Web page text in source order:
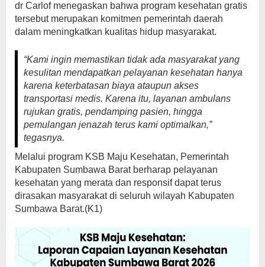
dr Carlof menegaskan bahwa program kesehatan gratis
tersebut merupakan komitmen pemerintah daerah
dalam meningkatkan kualitas hidup masyarakat.
“Kami ingin memastikan tidak ada masyarakat yang
kesulitan mendapatkan pelayanan kesehatan hanya
karena keterbatasan biaya ataupun akses
transportasi medis. Karena itu, layanan ambulans
rujukan gratis, pendamping pasien, hingga
pemulangan jenazah terus kami optimalkan,”
tegasnya.
Melalui program KSB Maju Kesehatan, Pemerintah
Kabupaten Sumbawa Barat berharap pelayanan
kesehatan yang merata dan responsif dapat terus
dirasakan masyarakat di seluruh wilayah Kabupaten
Sumbawa Barat.(K1)